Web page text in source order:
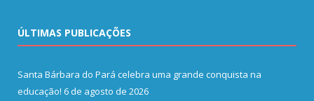
ÚLTIMAS PUBLICAÇÕES
Santa Bárbara do Pará celebra uma grande conquista na
educação! 6 de agosto de 2026